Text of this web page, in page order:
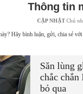
Thông tin
CẬP NHẬTChủ
Hãy bình luận, gửi, chia sẻ với
Săn lùng
chắc
bỏ qua